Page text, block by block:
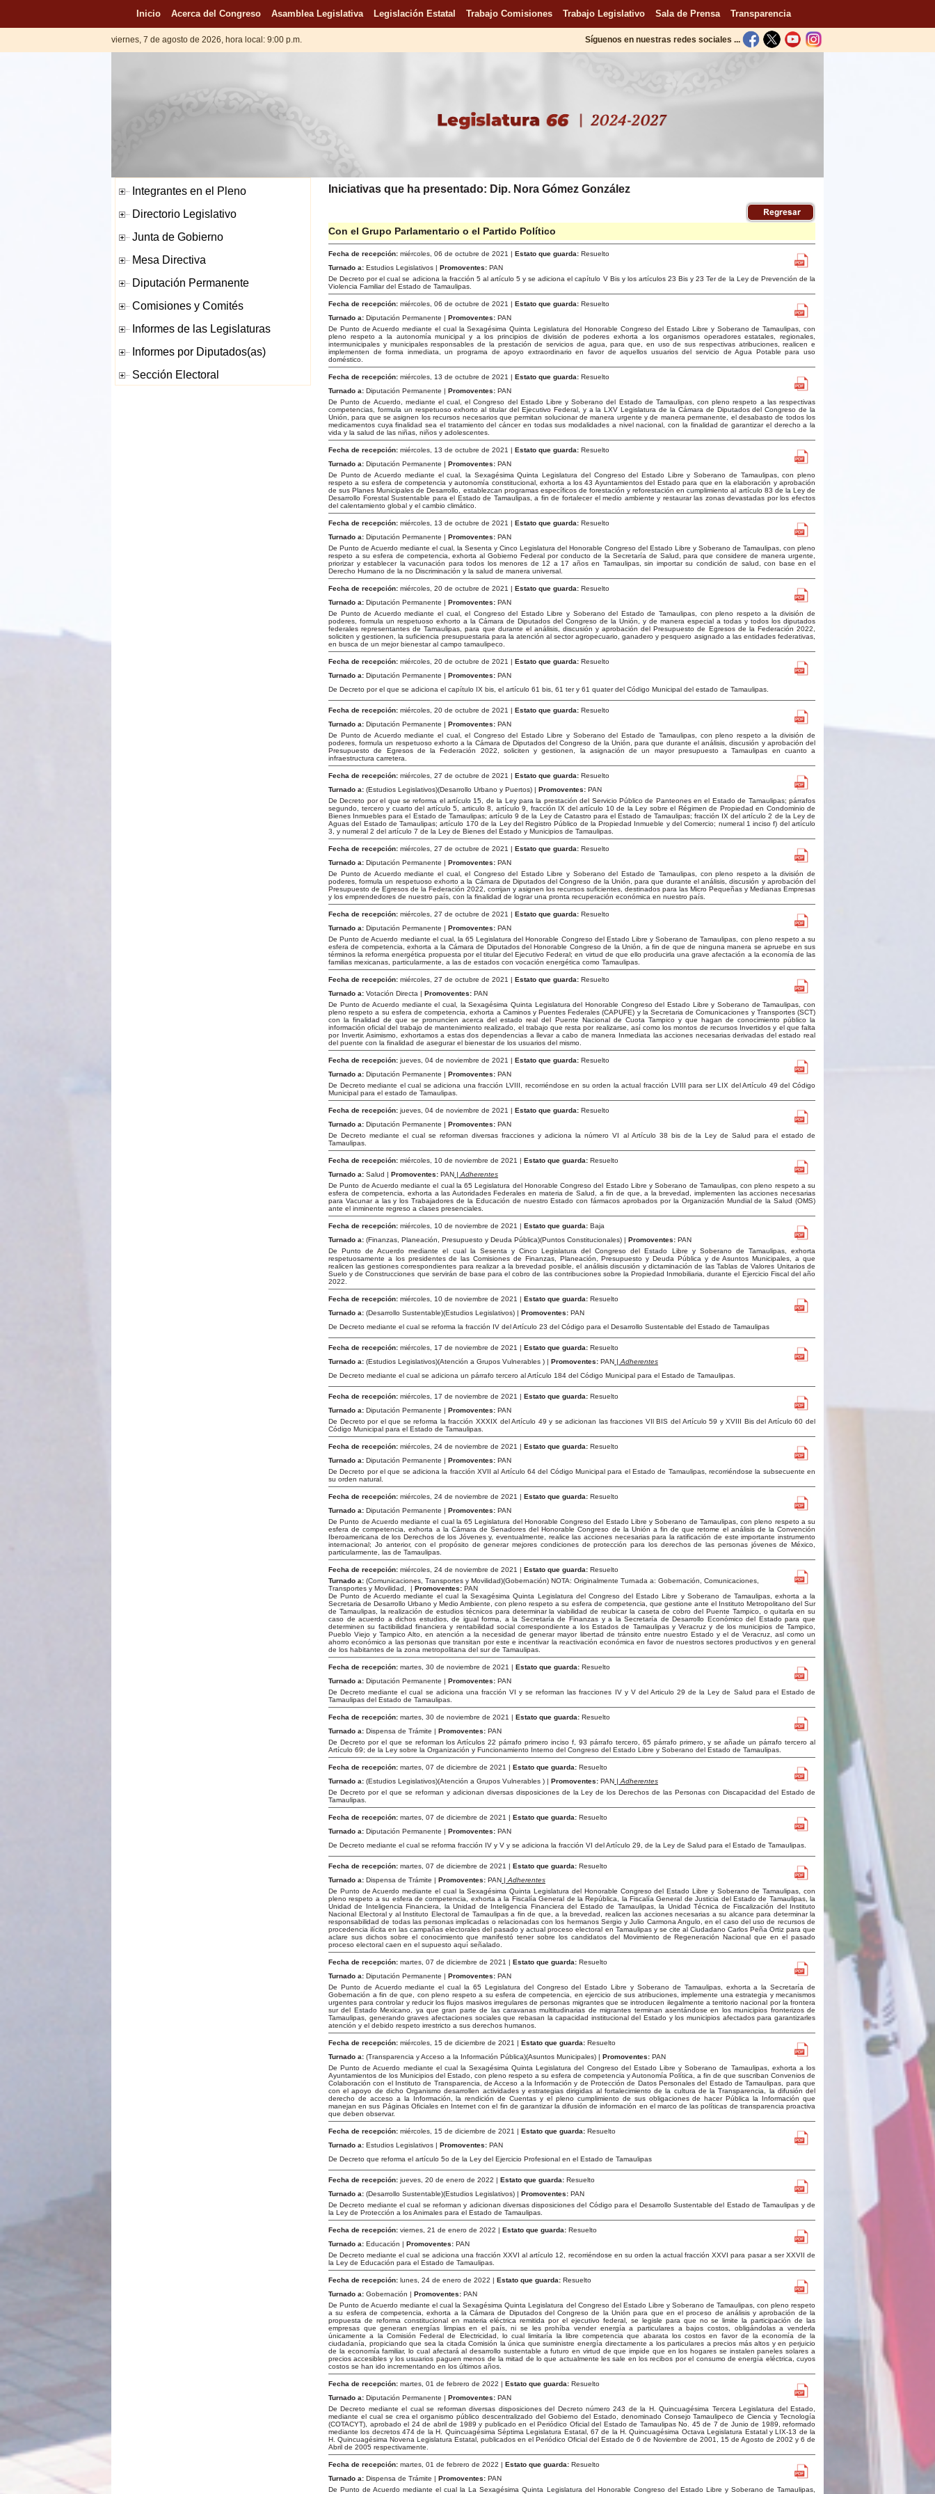
Inicio Acerca del Congreso Asamblea Legislativa Legislación Estatal Trabajo Comisiones Trabajo Legislativo Sala de Prensa Transparencia
viernes, 7 de agosto de 2026, hora local: 9:00 p.m. Síguenos en nuestras redes sociales ...
Iniciativas que ha presentado: Dip. Nora Gómez González
Con el Grupo Parlamentario o el Partido Político
Fecha de recepción: miércoles, 06 de octubre de 2021 | Estato que guarda: Resuelto
Turnado a: Estudios Legislativos | Promoventes: PAN
De Decreto por el cual se adiciona la fracción 5 al artículo 5 y se adiciona el capítulo V Bis y los artículos 23 Bis y 23 Ter de la Ley de Prevención de la
Violencia Familiar del Estado de Tamaulipas.
Fecha de recepción: miércoles, 06 de octubre de 2021 | Estato que guarda: Resuelto
Turnado a: Diputación Permanente | Promoventes: PAN
De Punto de Acuerdo mediante el cual la Sexagésima Quinta Legislatura del Honorable Congreso del Estado Libre y Soberano de Tamaulipas, con
pleno respeto a la autonomía municipal y a los principios de división de poderes exhorta a los organismos operadores estatales, regionales,
intermunicipales y municipales responsables de la prestación de servicios de agua, para que, en uso de sus respectivas atribuciones, realicen e
implementen de forma inmediata, un programa de apoyo extraordinario en favor de aquellos usuarios del servicio de Agua Potable para uso
doméstico.
Fecha de recepción: miércoles, 13 de octubre de 2021 | Estato que guarda: Resuelto
Turnado a: Diputación Permanente | Promoventes: PAN
De Punto de Acuerdo, mediante el cual, el Congreso del Estado Libre y Soberano del Estado de Tamaulipas, con pleno respeto a las respectivas
competencias, formula un respetuoso exhorto al titular del Ejecutivo Federal, y a la LXV Legislatura de la Cámara de Diputados del Congreso de la
Unión, para que se asignen los recursos necesarios que permitan solucionar de manera urgente y de manera permanente, el desabasto de todos los
medicamentos cuya finalidad sea el tratamiento del cáncer en todas sus modalidades a nivel nacional, con la finalidad de garantizar el derecho a la
vida y la salud de las niñas, niños y adolescentes.
Fecha de recepción: miércoles, 13 de octubre de 2021 | Estato que guarda: Resuelto
Turnado a: Diputación Permanente | Promoventes: PAN
De Punto de Acuerdo mediante el cual, la Sexagésima Quinta Legislatura del Congreso del Estado Libre y Soberano de Tamaulipas, con pleno
respeto a su esfera de competencia y autonomía constitucional, exhorta a los 43 Ayuntamientos del Estado para que en la elaboración y aprobación
de sus Planes Municipales de Desarrollo, establezcan programas específicos de forestación y reforestación en cumplimiento al artículo 83 de la Ley de
Desarrollo Forestal Sustentable para el Estado de Tamaulipas, a fin de fortalecer el medio ambiente y restaurar las zonas devastadas por los efectos
del calentamiento global y el cambio climático.
Fecha de recepción: miércoles, 13 de octubre de 2021 | Estato que guarda: Resuelto
Turnado a: Diputación Permanente | Promoventes: PAN
De Punto de Acuerdo mediante el cual, la Sesenta y Cinco Legislatura del Honorable Congreso del Estado Libre y Soberano de Tamaulipas, con pleno
respeto a su esfera de competencia, exhorta al Gobierno Federal por conducto de la Secretaría de Salud, para que considere de manera urgente,
priorizar y establecer la vacunación para todos los menores de 12 a 17 años en Tamaulipas, sin importar su condición de salud, con base en el
Derecho Humano de la no Discriminación y la salud de manera universal.
Fecha de recepción: miércoles, 20 de octubre de 2021 | Estato que guarda: Resuelto
Turnado a: Diputación Permanente | Promoventes: PAN
De Punto de Acuerdo mediante el cual, el Congreso del Estado Libre y Soberano del Estado de Tamaulipas, con pleno respeto a la división de
poderes, formula un respetuoso exhorto a la Cámara de Diputados del Congreso de la Unión, y de manera especial a todas y todos los diputados
federales representantes de Tamaulipas, para que durante el análisis, discusión y aprobación del Presupuesto de Egresos de la Federación 2022,
soliciten y gestionen, la suficiencia presupuestaria para la atención al sector agropecuario, ganadero y pesquero asignado a las entidades federativas,
en busca de un mejor bienestar al campo tamaulipeco.
Fecha de recepción: miércoles, 20 de octubre de 2021 | Estato que guarda: Resuelto
Turnado a: Diputación Permanente | Promoventes: PAN
De Decreto por el que se adiciona el capítulo IX bis, el artículo 61 bis, 61 ter y 61 quater del Código Municipal del estado de Tamaulipas.
Fecha de recepción: miércoles, 20 de octubre de 2021 | Estato que guarda: Resuelto
Turnado a: Diputación Permanente | Promoventes: PAN
De Punto de Acuerdo mediante el cual, el Congreso del Estado Libre y Soberano del Estado de Tamaulipas, con pleno respeto a la división de
poderes, formula un respetuoso exhorto a la Cámara de Diputados del Congreso de la Unión, para que durante el análisis, discusión y aprobación del
Presupuesto de Egresos de la Federación 2022, soliciten y gestionen, la asignación de un mayor presupuesto a Tamaulipas en cuanto a
infraestructura carretera.
Fecha de recepción: miércoles, 27 de octubre de 2021 | Estato que guarda: Resuelto
Turnado a: (Estudios Legislativos)(Desarrollo Urbano y Puertos) | Promoventes: PAN
De Decreto por el que se reforma el artículo 15, de la Ley para la prestación del Servicio Público de Panteones en el Estado de Tamaulipas; párrafos
segundo, tercero y cuarto del artículo 5, articulo 8, artículo 9, fracción IX del artículo 10 de la Ley sobre el Régimen de Propiedad en Condominio de
Bienes Inmuebles para el Estado de Tamaulipas; artículo 9 de la Ley de Catastro para el Estado de Tamaulipas; fracción IX del artículo 2 de la Ley de
Aguas del Estado de Tamaulipas; artículo 170 de la Ley del Registro Público de la Propiedad Inmueble y del Comercio; numeral 1 inciso f) del artículo
3, y numeral 2 del artículo 7 de la Ley de Bienes del Estado y Municipios de Tamaulipas.
Fecha de recepción: miércoles, 27 de octubre de 2021 | Estato que guarda: Resuelto
Turnado a: Diputación Permanente | Promoventes: PAN
De Punto de Acuerdo mediante el cual, el Congreso del Estado Libre y Soberano del Estado de Tamaulipas, con pleno respeto a la división de
poderes, formula un respetuoso exhorto a la Cámara de Diputados del Congreso de la Unión, para que durante el análisis, discusión y aprobación del
Presupuesto de Egresos de la Federación 2022, corrijan y asignen los recursos suficientes, destinados para las Micro Pequeñas y Medianas Empresas
y los emprendedores de nuestro país, con la finalidad de lograr una pronta recuperación económica en nuestro país.
Fecha de recepción: miércoles, 27 de octubre de 2021 | Estato que guarda: Resuelto
Turnado a: Diputación Permanente | Promoventes: PAN
De Punto de Acuerdo mediante el cual, la 65 Legislatura del Honorable Congreso del Estado Libre y Soberano de Tamaulipas, con pleno respeto a su
esfera de competencia, exhorta a la Cámara de Diputados del Honorable Congreso de la Unión, a fin de que de ninguna manera se apruebe en sus
términos la reforma energética propuesta por el titular del Ejecutivo Federal; en virtud de que ello producirla una grave afectación a la economía de las
familias mexicanas, particularmente, a las de estados con vocación energética como Tamaulipas.
Fecha de recepción: miércoles, 27 de octubre de 2021 | Estato que guarda: Resuelto
Turnado a: Votación Directa | Promoventes: PAN
De Punto de Acuerdo mediante el cual, la Sexagésima Quinta Legislatura del Honorable Congreso del Estado Libre y Soberano de Tamaulipas, con
pleno respeto a su esfera de competencia, exhorta a Caminos y Puentes Federales (CAPUFE) y la Secretaria de Comunicaciones y Transportes (SCT)
con la finalidad de que se pronuncien acerca del estado real del Puente Nacional de Cuota Tampico y que hagan de conocimiento público la
información oficial del trabajo de mantenimiento realizado, el trabajo que resta por realizarse, así como los montos de recursos Invertidos y el que falta
por Invertir. Asimismo, exhortamos a estas dos dependencias a llevar a cabo de manera Inmediata las acciones necesarias derivadas del estado real
del puente con la finalidad de asegurar el bienestar de los usuarios del mismo.
Fecha de recepción: jueves, 04 de noviembre de 2021 | Estato que guarda: Resuelto
Turnado a: Diputación Permanente | Promoventes: PAN
De Decreto mediante el cual se adiciona una fracción LVIII, recorriéndose en su orden la actual fracción LVIII para ser LIX del Artículo 49 del Código
Municipal para el estado de Tamaulipas.
Fecha de recepción: jueves, 04 de noviembre de 2021 | Estato que guarda: Resuelto
Turnado a: Diputación Permanente | Promoventes: PAN
De Decreto mediante el cual se reforman diversas fracciones y adiciona la número VI al Artículo 38 bis de la Ley de Salud para el estado de
Tamaulipas.
Fecha de recepción: miércoles, 10 de noviembre de 2021 | Estato que guarda: Resuelto
Turnado a: Salud | Promoventes: PAN | Adherentes
De Punto de Acuerdo mediante el cual la 65 Legislatura del Honorable Congreso del Estado Libre y Soberano de Tamaulipas, con pleno respeto a su
esfera de competencia, exhorta a las Autoridades Federales en materia de Salud, a fin de que, a la brevedad, implementen las acciones necesarias
para Vacunar a las y los Trabajadores de la Educación de nuestro Estado con fármacos aprobados por la Organización Mundial de la Salud (OMS)
ante el inminente regreso a clases presenciales.
Fecha de recepción: miércoles, 10 de noviembre de 2021 | Estato que guarda: Baja
Turnado a: (Finanzas, Planeación, Presupuesto y Deuda Pública)(Puntos Constitucionales) | Promoventes: PAN
De Punto de Acuerdo mediante el cual la Sesenta y Cinco Legislatura del Congreso del Estado Libre y Soberano de Tamaulipas, exhorta
respetuosamente a los presidentes de las Comisiones de Finanzas, Planeación, Presupuesto y Deuda Pública y de Asuntos Municipales, a que
realicen las gestiones correspondientes para realizar a la brevedad posible, el análisis discusión y dictaminación de las Tablas de Valores Unitarios de
Suelo y de Construcciones que servirán de base para el cobro de las contribuciones sobre la Propiedad Inmobiliaria, durante el Ejercicio Fiscal del año
2022.
Fecha de recepción: miércoles, 10 de noviembre de 2021 | Estato que guarda: Resuelto
Turnado a: (Desarrollo Sustentable)(Estudios Legislativos) | Promoventes: PAN
De Decreto mediante el cual se reforma la fracción IV del Artículo 23 del Código para el Desarrollo Sustentable del Estado de Tamaulipas
Fecha de recepción: miércoles, 17 de noviembre de 2021 | Estato que guarda: Resuelto
Turnado a: (Estudios Legislativos)(Atención a Grupos Vulnerables ) | Promoventes: PAN | Adherentes
De Decreto mediante el cual se adiciona un párrafo tercero al Artículo 184 del Código Municipal para el Estado de Tamaulipas.
Fecha de recepción: miércoles, 17 de noviembre de 2021 | Estato que guarda: Resuelto
Turnado a: Diputación Permanente | Promoventes: PAN
De Decreto por el que se reforma la fracción XXXIX del Artículo 49 y se adicionan las fracciones VIl BIS del Artículo 59 y XVIII Bis del Artículo 60 del
Código Municipal para el Estado de Tamaulipas.
Fecha de recepción: miércoles, 24 de noviembre de 2021 | Estato que guarda: Resuelto
Turnado a: Diputación Permanente | Promoventes: PAN
De Decreto por el que se adiciona la fracción XVII al Artículo 64 del Código Municipal para el Estado de Tamaulipas, recorriéndose la subsecuente en
su orden natural.
Fecha de recepción: miércoles, 24 de noviembre de 2021 | Estato que guarda: Resuelto
Turnado a: Diputación Permanente | Promoventes: PAN
De Punto de Acuerdo mediante el cual la 65 Legislatura del Honorable Congreso del Estado Libre y Soberano de Tamaulipas, con pleno respeto a su
esfera de competencia, exhorta a la Cámara de Senadores del Honorable Congreso de la Unión a fin de que retome el análisis de la Convención
Iberoamericana de los Derechos de los Jóvenes y, eventualmente, realice las acciones necesarias para la ratificación de este importante instrumento
internacional; Jo anterior, con el propósito de generar mejores condiciones de protección para los derechos de las personas jóvenes de México,
particularmente, las de Tamaulipas.
Fecha de recepción: miércoles, 24 de noviembre de 2021 | Estato que guarda: Resuelto
Turnado a: (Comunicaciones, Transportes y Movilidad)(Gobernación) NOTA: Originalmente Turnada a: Gobernación, Comunicaciones,
Transportes y Movilidad, | Promoventes: PAN
De Punto de Acuerdo mediante el cual la Sexagésima Quinta Legislatura del Congreso del Estado Libre y Soberano de Tamaulipas, exhorta a la
Secretaria de Desarrollo Urbano y Medio Ambiente, con pleno respeto a su esfera de competencia, que gestione ante el Instituto Metropolitano del Sur
de Tamaulipas, la realización de estudios técnicos para determinar la viabilidad de reubicar la caseta de cobro del Puente Tampico, o quitarla en su
caso de acuerdo a dichos estudios, de igual forma, a la Secretaría de Finanzas y a la Secretaría de Desarrollo Económico del Estado para que
determinen su factibilidad financiera y rentabilidad social correspondiente a los Estados de Tamaulipas y Veracruz y de los municipios de Tampico,
Pueblo Viejo y Tampico Alto, en atención a la necesidad de generar mayor libertad de tránsito entre nuestro Estado y el de Veracruz, asl como un
ahorro económico a las personas que transitan por este e incentivar la reactivación económica en favor de nuestros sectores productivos y en general
de los habitantes de la zona metropolitana del sur de Tamaulipas.
Fecha de recepción: martes, 30 de noviembre de 2021 | Estato que guarda: Resuelto
Turnado a: Diputación Permanente | Promoventes: PAN
De Decreto mediante el cual se adiciona una fracción VI y se reforman las fracciones IV y V del Articulo 29 de la Ley de Salud para el Estado de
Tamaulipas del Estado de Tamaulipas.
Fecha de recepción: martes, 30 de noviembre de 2021 | Estato que guarda: Resuelto
Turnado a: Dispensa de Trámite | Promoventes: PAN
De Decreto por el que se reforman los Artículos 22 párrafo primero inciso f, 93 párrafo tercero, 65 párrafo primero, y se añade un párrafo tercero al
Artículo 69; de la Ley sobre la Organización y Funcionamiento Interno del Congreso del Estado Libre y Soberano del Estado de Tamaulipas.
Fecha de recepción: martes, 07 de diciembre de 2021 | Estato que guarda: Resuelto
Turnado a: (Estudios Legislativos)(Atención a Grupos Vulnerables ) | Promoventes: PAN | Adherentes
De Decreto por el que se reforman y adicionan diversas disposiciones de la Ley de los Derechos de las Personas con Discapacidad del Estado de
Tamaulipas.
Fecha de recepción: martes, 07 de diciembre de 2021 | Estato que guarda: Resuelto
Turnado a: Diputación Permanente | Promoventes: PAN
De Decreto mediante el cual se reforma fracción IV y V y se adiciona la fracción VI del Artículo 29, de la Ley de Salud para el Estado de Tamaulipas.
Fecha de recepción: martes, 07 de diciembre de 2021 | Estato que guarda: Resuelto
Turnado a: Dispensa de Trámite | Promoventes: PAN | Adherentes
De Punto de Acuerdo mediante el cual la Sexagésima Quinta Legislatura del Honorable Congreso del Estado Libre y Soberano de Tamaulipas, con
pleno respeto a su esfera de competencia, exhorta a la Fiscalía General de la República, la Fiscalía General de Justicia del Estado de Tamaulipas, la
Unidad de Inteligencia Financiera, la Unidad de Inteligencia Financiera del Estado de Tamaulipas, la Unidad Técnica de Fiscalización del Instituto
Nacional Electoral y al Instituto Electoral de Tamaulipas a fin de que, a la brevedad, realicen las acciones necesarias a su alcance para determinar la
responsabilidad de todas las personas implicadas o relacionadas con los hermanos Sergio y Julio Carmona Angulo, en el caso del uso de recursos de
procedencia ilícita en las campañas electorales del pasado y actual proceso electoral en Tamaulipas y se cite al Ciudadano Carlos Peña Ortiz para que
aclare sus dichos sobre el conocimiento que manifestó tener sobre los candidatos del Movimiento de Regeneración Nacional que en el pasado
proceso electoral caen en el supuesto aquí señalado.
Fecha de recepción: martes, 07 de diciembre de 2021 | Estato que guarda: Resuelto
Turnado a: Diputación Permanente | Promoventes: PAN
De Punto de Acuerdo mediante el cual la 65 Legislatura del Congreso del Estado Libre y Soberano de Tamaulipas, exhorta a la Secretaría de
Gobernación a fin de que, con pleno respeto a su esfera de competencia, en ejercicio de sus atribuciones, implemente una estrategia y mecanismos
urgentes para controlar y reducir los flujos masivos irregulares de personas migrantes que se introducen ilegalmente a territorio nacional por la frontera
sur del Estado Mexicano, ya que gran parte de las caravanas multitudinarias de migrantes terminan asentándose en los municipios fronterizos de
Tamaulipas, generando graves afectaciones sociales que rebasan la capacidad institucional del Estado y los municipios afectados para garantizarles
atención y el debido respeto irrestricto a sus derechos humanos.
Fecha de recepción: miércoles, 15 de diciembre de 2021 | Estato que guarda: Resuelto
Turnado a: (Transparencia y Acceso a la Información Pública)(Asuntos Municipales) | Promoventes: PAN
De Punto de Acuerdo mediante el cual la Sexagésima Quinta Legislatura del Congreso del Estado Libre y Soberano de Tamaulipas, exhorta a los
Ayuntamientos de los Municipios del Estado, con pleno respeto a su esfera de competencia y Autonomía Política, a fin de que suscriban Convenios de
Colaboración con el Instituto de Transparencia, de Acceso a la Información y de Protección de Datos Personales del Estado de Tamaulipas, para que
con el apoyo de dicho Organismo desarrollen actividades y estrategias dirigidas al fortalecimiento de la cultura de la Transparencia, la difusión del
derecho de acceso a la Información, la rendición de Cuentas y el pleno cumplimiento de sus obligaciones de hacer Pública la Información que
manejan en sus Páginas Oficiales en Internet con el fin de garantizar la difusión de información en el marco de las políticas de transparencia proactiva
que deben observar.
Fecha de recepción: miércoles, 15 de diciembre de 2021 | Estato que guarda: Resuelto
Turnado a: Estudios Legislativos | Promoventes: PAN
De Decreto que reforma el artículo 5o de la Ley del Ejercicio Profesional en el Estado de Tamaulipas
Fecha de recepción: jueves, 20 de enero de 2022 | Estato que guarda: Resuelto
Turnado a: (Desarrollo Sustentable)(Estudios Legislativos) | Promoventes: PAN
De Decreto mediante el cual se reforman y adicionan diversas disposiciones del Código para el Desarrollo Sustentable del Estado de Tamaulipas y de
la Ley de Protección a los Animales para el Estado de Tamaulipas.
Fecha de recepción: viernes, 21 de enero de 2022 | Estato que guarda: Resuelto
Turnado a: Educación | Promoventes: PAN
De Decreto mediante el cual se adiciona una fracción XXVI al artículo 12, recorriéndose en su orden la actual fracción XXVI para pasar a ser XXVII de
la Ley de Educación para el Estado de Tamaulipas.
Fecha de recepción: lunes, 24 de enero de 2022 | Estato que guarda: Resuelto
Turnado a: Gobernación | Promoventes: PAN
De Punto de Acuerdo mediante el cual la Sexagésima Quinta Legislatura del Congreso del Estado Libre y Soberano de Tamaulipas, con pleno respeto
a su esfera de competencia, exhorta a la Cámara de Diputados del Congreso de la Unión para que en el proceso de análisis y aprobación de la
propuesta de reforma constitucional en materia eléctrica remitida por el ejecutivo federal, se legisle para que no se limite la participación de las
empresas que generan energías limpias en el país, ni se les prohíba vender energía a particulares a bajos costos, obligándolas a venderla
únicamente a la Comisión Federal de Electricidad, lo cual limitaría la libre competencia que abarata los costos en favor de la economía de la
ciudadanía, propiciando que sea la citada Comisión la única que suministre energía directamente a los particulares a precios más altos y en perjuicio
de la economía familiar, lo cual afectará al desarrollo sustentable a futuro en virtud de que impide que en los hogares se instalen paneles solares a
precios accesibles y los usuarios paguen menos de la mitad de lo que actualmente les sale en los recibos por el consumo de energía eléctrica, cuyos
costos se han ido incrementando en los últimos años.
Fecha de recepción: martes, 01 de febrero de 2022 | Estato que guarda: Resuelto
Turnado a: Diputación Permanente | Promoventes: PAN
De Decreto mediante el cual se reforman diversas disposiciones del Decreto número 243 de la H. Quincuagésima Tercera Legislatura del Estado,
mediante el cual se crea el organismo público descentralizado del Gobierno del Estado, denominado Consejo Tamaulipeco de Ciencia y Tecnología
(COTACYT), aprobado el 24 de abril de 1989 y publicado en el Periódico Oficial del Estado de Tamaulipas No. 45 de 7 de Junio de 1989, reformado
mediante los decretos 474 de la H. Quincuagésima Séptima Legislatura Estatal, 67 de la H. Quincuagésima Octava Legislatura Estatal y LIX-13 de la
H. Quincuagésima Novena Legislatura Estatal, publicados en el Periódico Oficial del Estado de 6 de Noviembre de 2001, 15 de Agosto de 2002 y 6 de
Abril de 2005 respectivamente.
Fecha de recepción: martes, 01 de febrero de 2022 | Estato que guarda: Resuelto
Turnado a: Dispensa de Trámite | Promoventes: PAN
De Punto de Acuerdo mediante el cual la La Sexagésima Quinta Legislatura del Honorable Congreso del Estado Libre y Soberano de Tamaulipas,